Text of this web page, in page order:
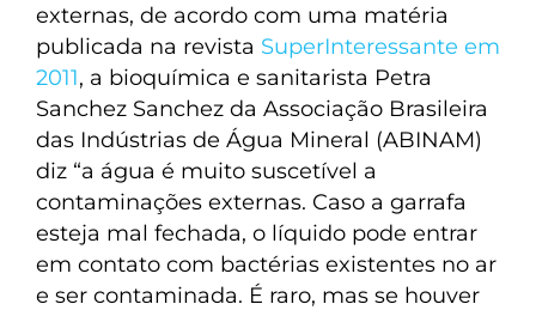
externas, de acordo com uma matéria
publicada na revista SuperInteressante em
2011, a bioquímica e sanitarista Petra
Sanchez Sanchez da Associação Brasileira
das Indústrias de Água Mineral (ABINAM)
diz “a água é muito suscetível a
contaminações externas. Caso a garrafa
esteja mal fechada, o líquido pode entrar
em contato com bactérias existentes no ar
e ser contaminada. É raro, mas se houver